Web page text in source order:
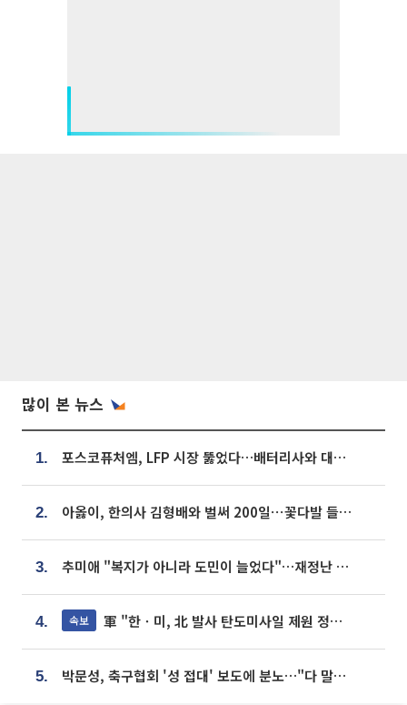
많이 본 뉴스
1. 포스코퓨처엠, LFP 시장 뚫었다…배터리사와 대규모 장기 공급 합의
2. 아옳이, 한의사 김형배와 벌써 200일⋯꽃다발 들고 "프러포즈 아냐"
3. 추미애 "복지가 아니라 도민이 늘었다"…재정난 책임론 정면돌파
4. 속보 軍 "한ㆍ미, 北 발사 탄도미사일 제원 정밀분석 중"
5. 박문성, 축구협회 '성 접대' 보도에 분노…"다 말아먹으려고 작정했나"